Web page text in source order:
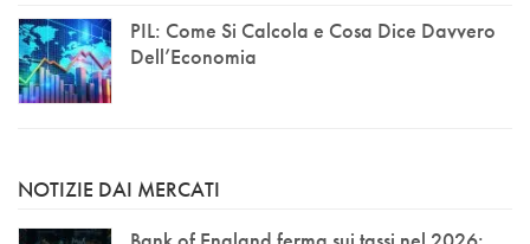
PIL: Come Si Calcola e Cosa Dice Davvero
Dell’Economia
NOTIZIE DAI MERCATI